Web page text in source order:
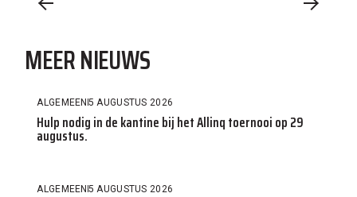
MEER NIEUWS
ALGEMEEN5 AUGUSTUS 2026
Hulp nodig in de kantine bij het Allinq toernooi op 29
augustus.
ALGEMEEN5 AUGUSTUS 2026